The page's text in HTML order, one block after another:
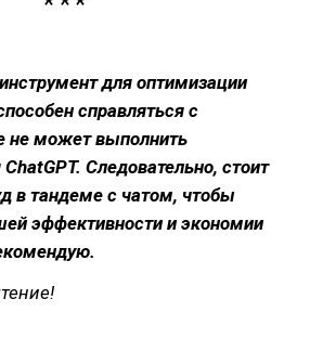
для оптимизации
справляться с
не может выполнить
Следовательно, стоит
в тандеме с чатом, чтобы
эффективности и экономии